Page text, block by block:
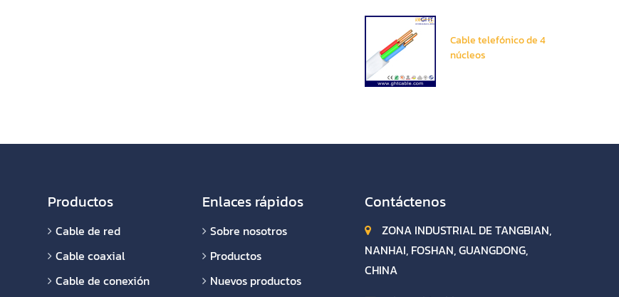
Cable telefónico de 4
núcleos
Productos
Cable de red
Cable coaxial
Cable de conexión
Enlaces rápidos
Sobre nosotros
Productos
Nuevos productos
Contáctenos
ZONA INDUSTRIAL DE TANGBIAN,
NANHAI, FOSHAN, GUANGDONG,
CHINA